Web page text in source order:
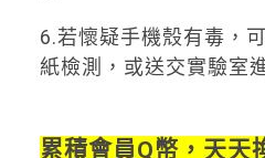
6.若懷疑手機殼有毒，
紙檢測，或送交實驗室
累積會員Q幣，天天